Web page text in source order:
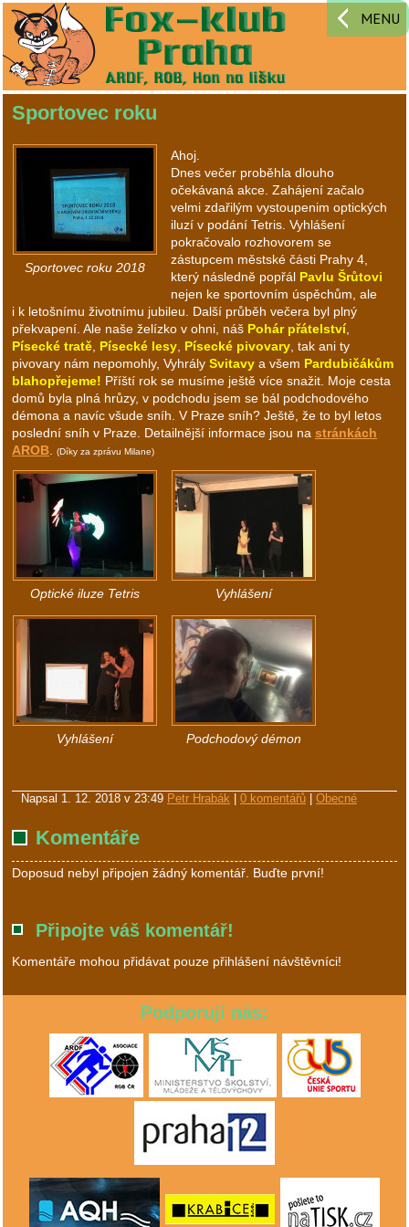
MENU
Sportovec roku
Sportovec roku 2018
Ahoj.
Dnes večer proběhla dlouho
očekávaná akce. Zahájení začalo
velmi zdařilým vystoupenim optických
iluzí v podání Tetris. Vyhlášení
pokračovalo rozhovorem se
zástupcem městské části Prahy 4,
který následně popřál Pavlu Šrůtovi
nejen ke sportovním úspěchům, ale
i k letošnímu životnímu jubileu. Další průběh večera byl plný
překvapení. Ale naše želízko v ohni, náš Pohár přátelství,
Písecké tratě, Písecké lesy, Písecké pivovary, tak ani ty
pivovary nám nepomohly, Vyhrály Svitavy a všem Pardubičákům
blahopřejeme! Příští rok se musíme ještě více snažit. Moje cesta
domů byla plná hrůzy, v podchodu jsem se bál podchodového
démona a navíc všude sníh. V Praze sníh? Ještě, že to byl letos
poslední sníh v Praze. Detailnější informace jsou na stránkách
AROB. (Díky za zprávu Milane)
Optické iluze Tetris Vyhlášení
Vyhlášení Podchodový démon
Napsal 1. 12. 2018 v 23:49 Petr Hrabák 0 komentářů Obecné
Komentáře
Doposud nebyl připojen žádný komentář. Buďte první!
Připojte váš komentář!
Komentáře mohou přidávat pouze přihlášení návštěvníci!
Podporují nás: